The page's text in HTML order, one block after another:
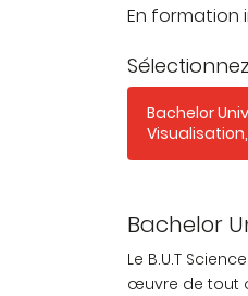
En formation
Bachelor
Bachelor
Le B.U.T
œuvre de tout